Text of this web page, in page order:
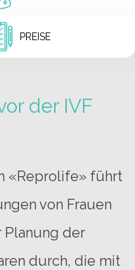
PREISE
der IVF
«Reprolife» führt
von Frauen
Planung der
durch, die mit